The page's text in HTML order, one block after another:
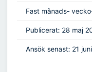
Fast månads-
Publicerat: 28 maj
Ansök senast: 21